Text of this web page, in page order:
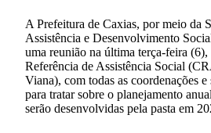
A Prefeitura de Caxias, por meio da
Assistência e Desenvolvimento
uma reunião na última terça-feira
Referência de Assistência Social
Viana), com todas as coordenações e
para tratar sobre o planejamento
serão desenvolvidas pela pasta em